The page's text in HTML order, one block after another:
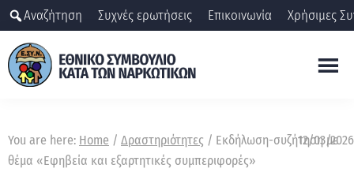
Skip
to
main
content
Αναζήτηση Συχνές ερωτήσεις Επικοινωνία Χρήσιμες
κατά
των
You are here: Home / Δραστηριότητες / Εκδήλωση-συζήτηση με
θέμα «Εφηβεία και εξαρτητικές συμπεριφορές»
12/03/2026